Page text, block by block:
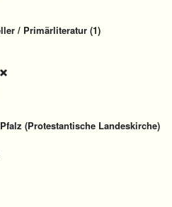
/ Primärliteratur (1)
(Protestantische Landeskirche)